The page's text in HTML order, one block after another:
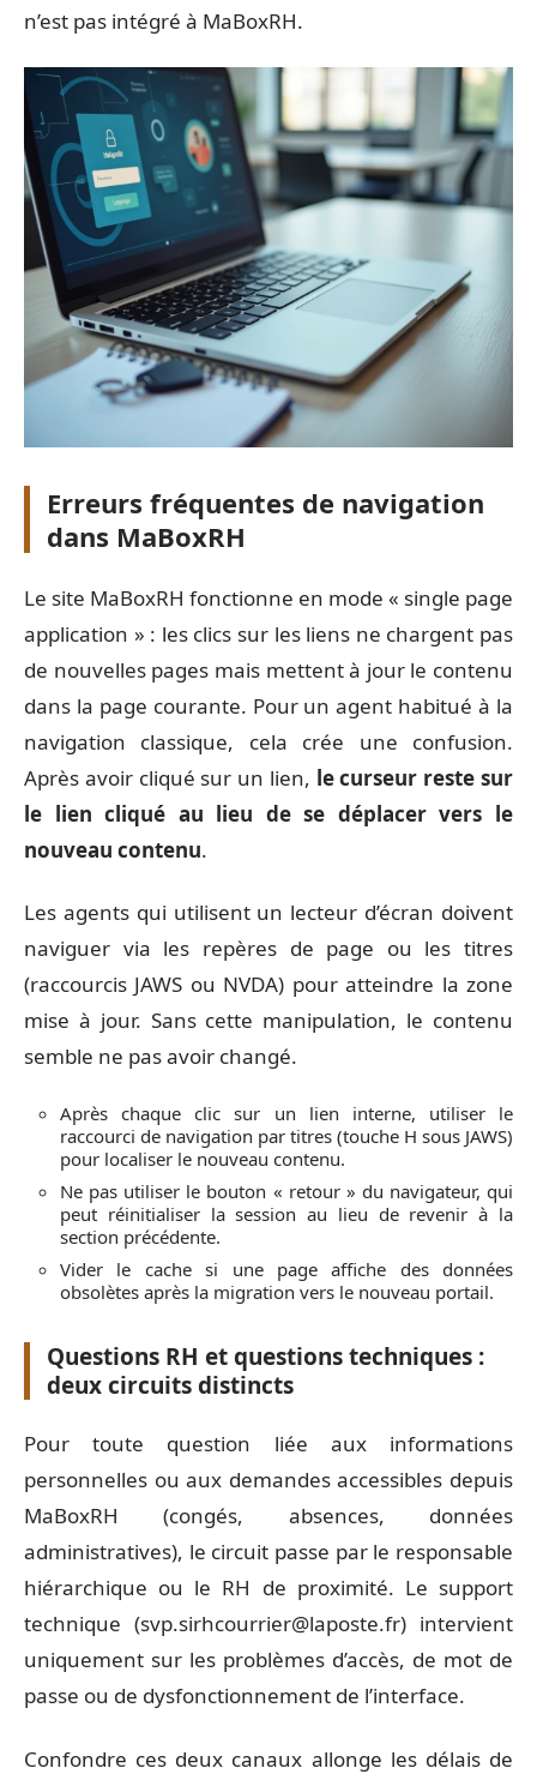
n’est pas intégré à MaBoxRH.
Erreurs fréquentes de navigation
dans MaBoxRH
Le site MaBoxRH fonctionne en mode « single page
application » : les clics sur les liens ne chargent pas
de nouvelles pages mais mettent à jour le contenu
dans la page courante. Pour un agent habitué à la
navigation classique, cela crée une confusion.
Après avoir cliqué sur un lien, le curseur reste sur
le lien cliqué au lieu de se déplacer vers le
nouveau contenu.
Les agents qui utilisent un lecteur d’écran doivent
naviguer via les repères de page ou les titres
(raccourcis JAWS ou NVDA) pour atteindre la zone
mise à jour. Sans cette manipulation, le contenu
semble ne pas avoir changé.
Après chaque clic sur un lien interne, utiliser le
raccourci de navigation par titres (touche H sous JAWS)
pour localiser le nouveau contenu.
Ne pas utiliser le bouton « retour » du navigateur, qui
peut réinitialiser la session au lieu de revenir à la
section précédente.
Vider le cache si une page affiche des données
obsolètes après la migration vers le nouveau portail.
Questions RH et questions techniques :
deux circuits distincts
Pour toute question liée aux informations
personnelles ou aux demandes accessibles depuis
MaBoxRH (congés, absences, données
administratives), le circuit passe par le responsable
hiérarchique ou le RH de proximité. Le support
technique (svp.sirhcourrier@laposte.fr) intervient
uniquement sur les problèmes d’accès, de mot de
passe ou de dysfonctionnement de l’interface.
Confondre ces deux canaux allonge les délais de